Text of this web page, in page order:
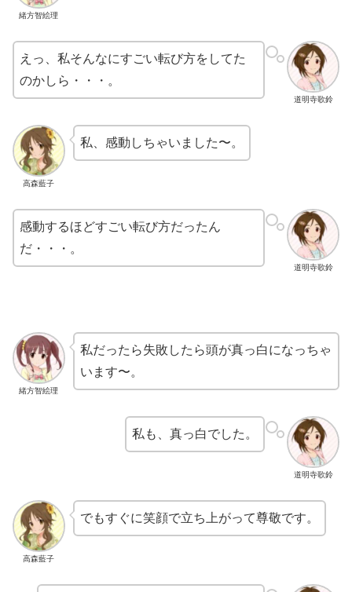
緒方智絵理
道明寺歌鈴
えっ、私そんなにすごい転び方をしてた
のかしら・・・。
高森藍子
私、感動しちゃいました〜。
道明寺歌鈴
感動するほどすごい転び方だったん
だ・・・。
緒方智絵理
私だったら失敗したら頭が真っ白になっちゃ
います〜。
道明寺歌鈴
私も、真っ白でした。
高森藍子
でもすぐに笑顔で立ち上がって尊敬です。